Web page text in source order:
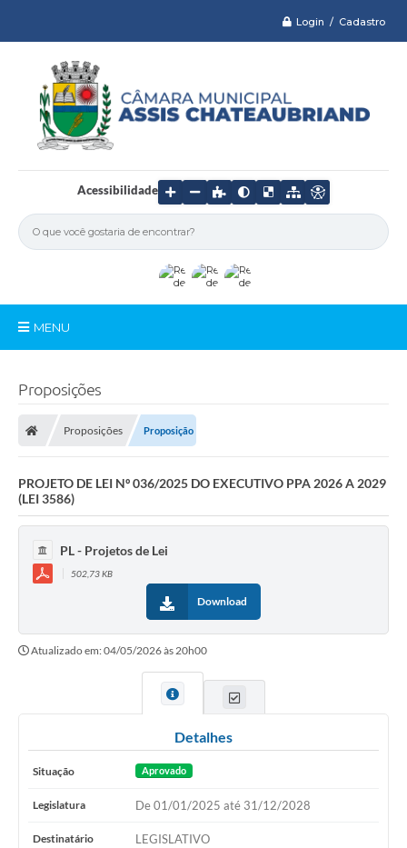
Login / Cadastro
Acessibilidade
MENU
Legislação
Editais
Lei de Acesso à Informação
LGPD - Política de Privacidade
Diários Oficial
Arquivos para Download
Proposições
Proposições Proposição
PROJETO DE LEI Nº 036/2025 DO EXECUTIVO PPA 2026 A 2029
(LEI 3586)
PL - Projetos de Lei
502,73 KB
Download
Atualizado em: 04/05/2026 às 20h00
Detalhes
Situação Aprovado
Legislatura De 01/01/2025 até 31/12/2028
Destinatário LEGISLATIVO